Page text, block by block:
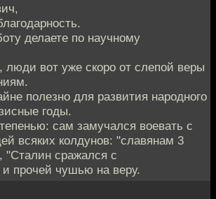
делаете по научному
люди вот уже скоро от слепой веры
полезно для развития народного
годы.
сам замучался воевать с
всяких колдунов: "славянам 3
"Сталин сражался с
прочей чушью на веру.